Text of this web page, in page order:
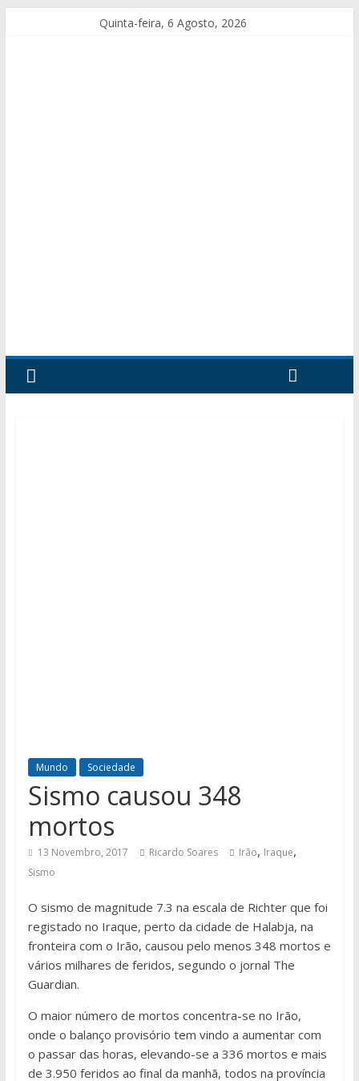
Quinta-feira, 6 Agosto, 2026
Mundo Sociedade
Sismo causou 348
mortos
13 Novembro, 2017 Ricardo Soares Irão, Iraque,
Sismo
O sismo de magnitude 7.3 na escala de Richter que foi
registado no Iraque, perto da cidade de Halabja, na
fronteira com o Irão, causou pelo menos 348 mortos e
vários milhares de feridos, segundo o jornal The
Guardian.
O maior número de mortos concentra-se no Irão,
onde o balanço provisório tem vindo a aumentar com
o passar das horas, elevando-se a 336 mortos e mais
de 3.950 feridos ao final da manhã, todos na província